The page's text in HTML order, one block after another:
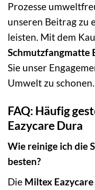
Prozesse
unseren Beitrag zu
leisten. Mit dem
Schmutzfangmatte
Sie unser
Umwelt zu schonen.
FAQ: Häufig
Eazycare Dura
Wie reinige ich die
besten?
Die Miltex